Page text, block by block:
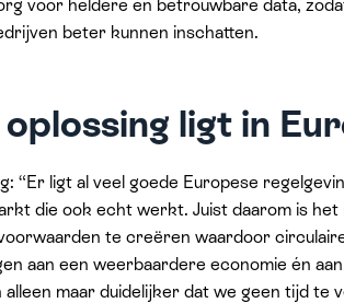
voor heldere en betrouwbare data,
beter kunnen inschatten.
oplossing ligt in
“Er ligt al veel goede Europese
die ook echt werkt. Juist daarom is
te creëren waardoor
aan een weerbaardere economie én
alleen maar duidelijker dat we geen tijd te